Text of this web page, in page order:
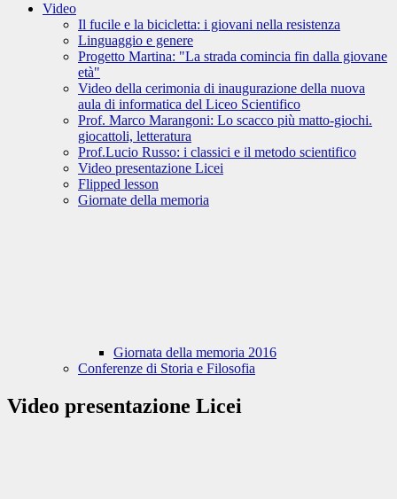
Video
Il fucile e la bicicletta: i giovani nella resistenza
Linguaggio e genere
Progetto Martina: "La strada comincia fin dalla giovane
età"
Video della cerimonia di inaugurazione della nuova
aula di informatica del Liceo Scientifico
Prof. Marco Marangoni: Lo scacco più matto-giochi.
giocattoli, letteratura
Prof.Lucio Russo: i classici e il metodo scientifico
Video presentazione Licei
Flipped lesson
Giornate della memoria
Giornata della memoria 2016
Conferenze di Storia e Filosofia
Video presentazione Licei